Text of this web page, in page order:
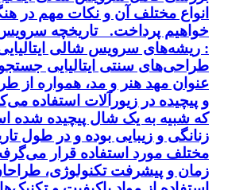
انواع مختلف آن و نکات مهم در
خواهیم پرداخت. تاریخچه سرویس
: ریشه‌های سرویس شالی
طراحی‌های سنتی ایتالیایی جستجو
عنوان مهد هنر و مد، همواره از
و پیچیده در زیورآلات استفاده
که شبیه به یک شال پیچیده شده
زنانگی و زیبایی بوده و در طول
مختلف مورد استفاده قرار
زمان و پیشرفت تکنولوژی، طراحان